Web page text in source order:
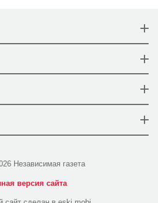
Независимая газета
версия сайта